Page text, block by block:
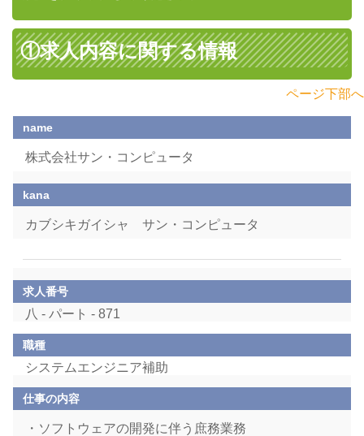
①求人内容に関する情報
ページ下部へ
name
株式会社サン・コンピュータ
kana
カブシキガイシャ サン・コンピュータ
求人番号
八 - パート - 871
職種
システムエンジニア補助
仕事の内容
・ソフトウェアの開発に伴う庶務業務